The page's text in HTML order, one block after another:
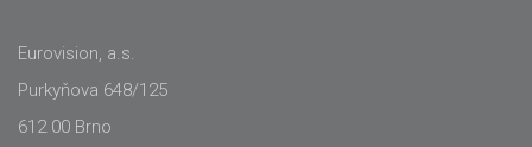
Eurovision, a.s.
Purkyňova 648/125
612 00 Brno